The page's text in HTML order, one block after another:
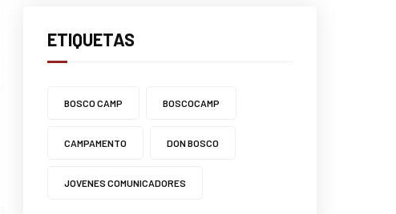
ETIQUETAS
BOSCO CAMP BOSCOCAMP
CAMPAMENTO DON BOSCO
JOVENES COMUNICADORES